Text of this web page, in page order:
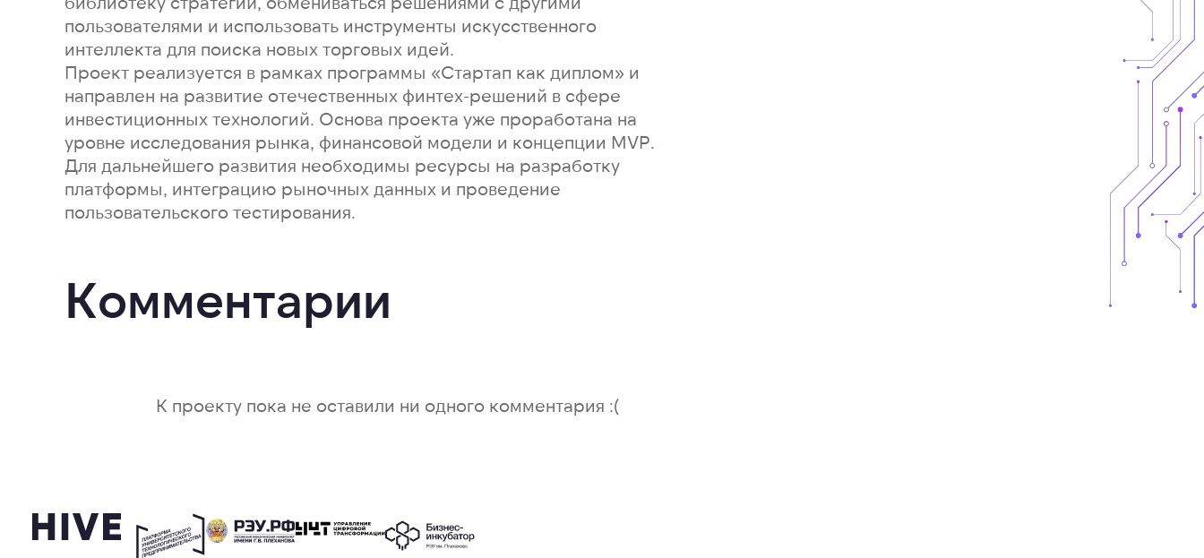
пользователями и использовать инструменты искусственного
интеллекта для поиска новых торговых идей.
Проект реализуется в рамках программы «Стартап как диплом» и
направлен на развитие отечественных финтех-решений в сфере
инвестиционных технологий. Основа проекта уже проработана на
уровне исследования рынка, финансовой модели и концепции MVP.
Для дальнейшего развития необходимы ресурсы на разработку
платформы, интеграцию рыночных данных и проведение
пользовательского тестирования.
Комментарии
К проекту пока не оставили ни одного комментария :(